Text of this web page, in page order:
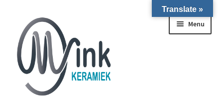
Ga door naar navigatie
Ga naar de inhoud
Menu
Translate »